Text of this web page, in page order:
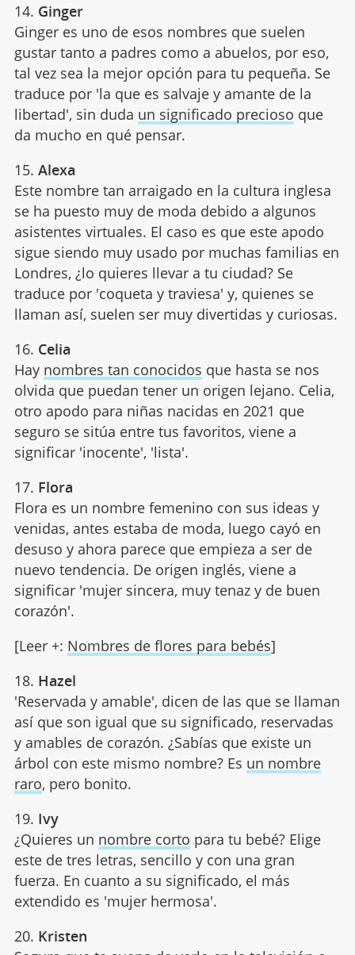
14. Ginger
Ginger es uno de esos nombres que suelen
gustar tanto a padres como a abuelos, por eso,
tal vez sea la mejor opción para tu pequeña. Se
traduce por 'la que es salvaje y amante de la
libertad', sin duda un significado precioso que
da mucho en qué pensar.
15. Alexa
Este nombre tan arraigado en la cultura inglesa
se ha puesto muy de moda debido a algunos
asistentes virtuales. El caso es que este apodo
sigue siendo muy usado por muchas familias en
Londres, ¿lo quieres llevar a tu ciudad? Se
traduce por 'coqueta y traviesa' y, quienes se
llaman así, suelen ser muy divertidas y curiosas.
16. Celia
Hay nombres tan conocidos que hasta se nos
olvida que puedan tener un origen lejano. Celia,
otro apodo para niñas nacidas en 2021 que
seguro se sitúa entre tus favoritos, viene a
significar 'inocente', 'lista'.
17. Flora
Flora es un nombre femenino con sus ideas y
venidas, antes estaba de moda, luego cayó en
desuso y ahora parece que empieza a ser de
nuevo tendencia. De origen inglés, viene a
significar 'mujer sincera, muy tenaz y de buen
corazón'.
[Leer +: Nombres de flores para bebés]
18. Hazel
'Reservada y amable', dicen de las que se llaman
así que son igual que su significado, reservadas
y amables de corazón. ¿Sabías que existe un
árbol con este mismo nombre? Es un nombre
raro, pero bonito.
19. Ivy
¿Quieres un nombre corto para tu bebé? Elige
este de tres letras, sencillo y con una gran
fuerza. En cuanto a su significado, el más
extendido es 'mujer hermosa'.
20. Kristen